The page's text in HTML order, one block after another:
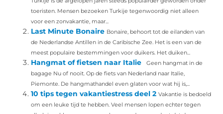
toeristen. Mensen bezoeken Turkije tegenwoordig niet alleen
voor een zonvakantie, maar...
Last Minute Bonaire Bonaire, behoort tot de eilanden van
de Nederlandse Antillen in de Caribische Zee. Het is een van de
meest populaire bestemmingen voor duikers. Het duiken...
Hangmat of fietsen naar Italie
Geen hangmat in de
bagage Nu of nooit. Op de fiets van Nederland naar Italie,
Piemonte. De hangmathandel even glaten voor wat hij is,...
10 tips tegen vakantiestress deel 2 Vakantie is bedoeld
om een leuke tijd te hebben. Veel mensen lopen echter tegen